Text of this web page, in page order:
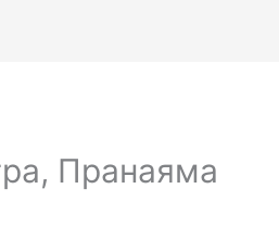
Пранаяма